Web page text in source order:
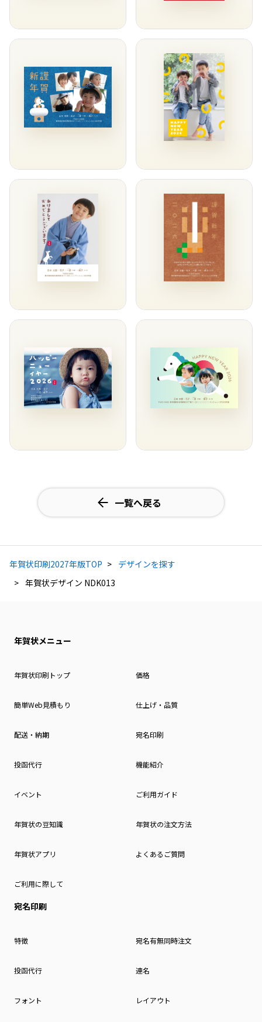
一覧へ戻る
年賀状印刷2027年版TOP
デザインを探す
年賀状デザイン NDK013
年賀状メニュー
年賀状印刷トップ 価格
簡単Web見積もり 仕上げ・品質
配送・納期 宛名印刷
投函代行 機能紹介
イベント ご利用ガイド
年賀状の豆知識 年賀状の注文方法
年賀状アプリ よくあるご質問
ご利用に際して
宛名印刷
特徴 宛名有無同時注文
投函代行 連名
フォント レイアウト